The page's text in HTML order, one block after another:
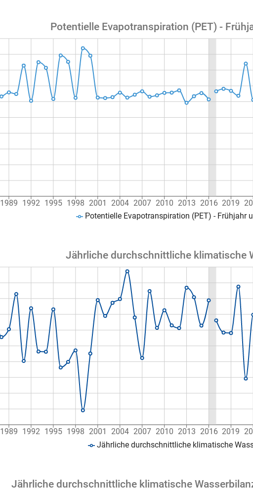
Potentielle Evapotranspiration (PET) -
1989 1992 1995 1998 2001 2004 2007 2010 2013 2016 2019
Potentielle Evapotranspiration (PET) - Frühjahr
Jährliche durchschnittliche klimatische
1989 1992 1995 1998 2001 2004 2007 2010 2013 2016 2019
Jährliche durchschnittliche klimatische
Jährliche durchschnittliche klimatische